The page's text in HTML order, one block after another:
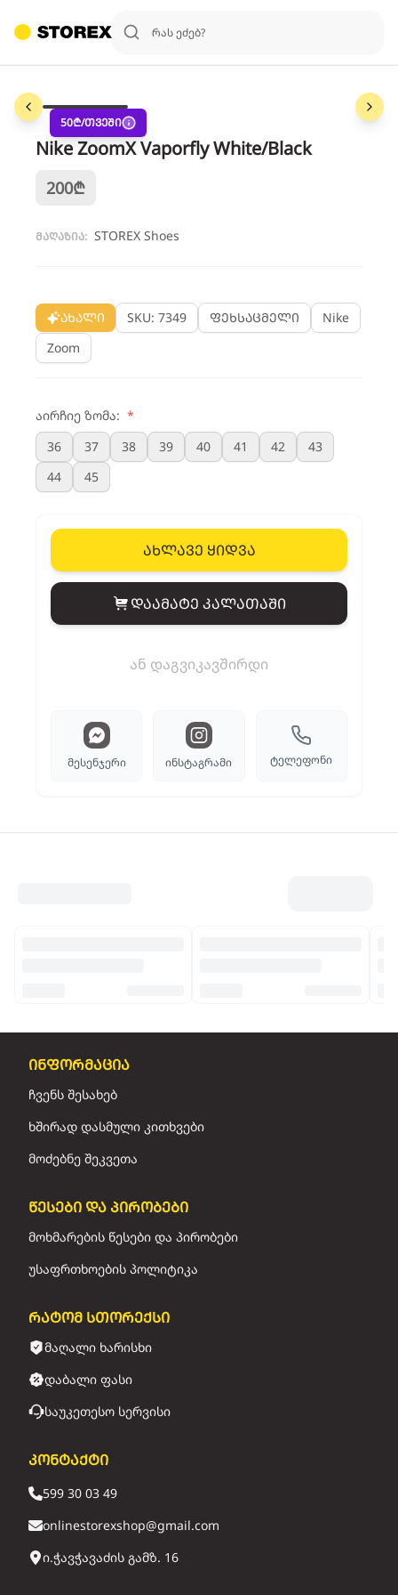
50₾/თვეში
Nike ZoomX Vaporfly White/Black
200₾
მაღაზია: STOREX Shoes
ახალი SKU: 7349 ფეხსაცმელი
Nike
Zoom
აირჩიე ზომა: *
36
37 38 39 40 41 42
43
44
45
ახლავე ყიდვა
View cart
დაამატე კალათაში
ან დაგვიკავშირდი
მესენჯერი ინსტაგრამი ტელეფონი
ინფორმაცია
ჩვენს შესახებ
ხშირად დასმული კითხვები
მოძებნე შეკვეთა
წესები და პირობები
მოხმარების წესები და პირობები
უსაფრთხოების პოლიტიკა
რატომ სთორექსი
მაღალი ხარისხი
დაბალი ფასი
საუკეთესო სერვისი
კონტაქტი
599 30 03 49
onlinestorexshop@gmail.com
ი.ჭავჭავაძის გამზ. 16